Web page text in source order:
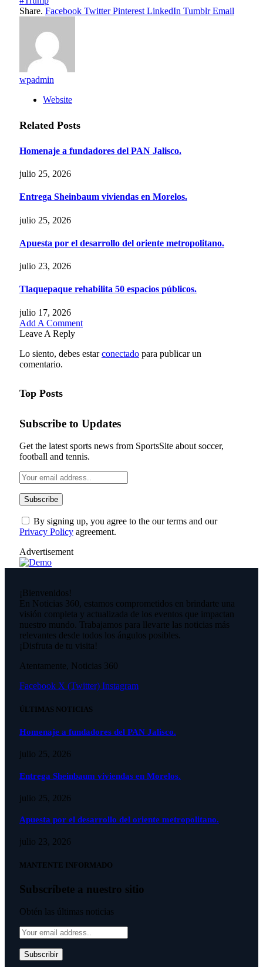
Share. Facebook Twitter Pinterest LinkedIn Tumblr Email
wpadmin
Website
Related Posts
Homenaje a fundadores del PAN Jalisco.
julio 25, 2026
Entrega Sheinbaum viviendas en Morelos.
julio 25, 2026
Apuesta por el desarrollo del oriente metropolitano.
julio 23, 2026
Tlaquepaque rehabilita 50 espacios públicos.
julio 17, 2026
Add A Comment
Leave A Reply
Lo siento, debes estarconectado para publicar un
comentario.
Top Posts
Subscribe to Updates
Get the latest sports news from SportsSite about soccer,
football and tennis.
By signing up, you agree to the our terms and our
Privacy Policy agreement.
Advertisement
¡Bienvenidos!
En Noticias 360, estamos comprometidos en brindarte una
visión completa y actualizada de los eventos que impactan
nuestro mundo. Trabajamos para llevarte las noticias más
relevantes desde todos los ángulos posibles.
¡Disfruta de tu visita!
Atentamente, Noticias 360
Facebook X (Twitter) Instagram
ÚLTIMAS NOTICIAS
Homenaje a fundadores del PAN Jalisco.
julio 25, 2026
Entrega Sheinbaum viviendas en Morelos.
julio 25, 2026
Apuesta por el desarrollo del oriente metropolitano.
julio 23, 2026
MANTENTE INFORMADO
Subscríbete a nuestro sitio
Obtén las últimas noticias